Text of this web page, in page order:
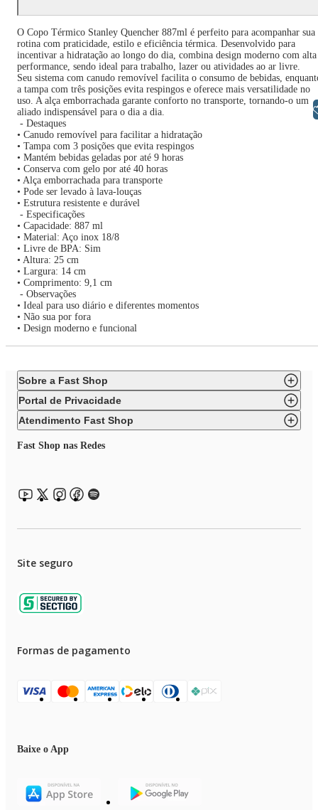
O Copo Térmico Stanley Quencher 887ml é perfeito para acompanhar sua
rotina com praticidade, estilo e eficiência térmica. Desenvolvido para
incentivar a hidratação ao longo do dia, combina design moderno com alta
performance, sendo ideal para trabalho, lazer ou atividades ao ar livre.
Seu sistema com canudo removível facilita o consumo de bebidas,
a tampa com três posições evita respingos e oferece mais versatilidade no
uso. A alça emborrachada garante conforto no transporte, tornando-o um
aliado indispensável para o dia a dia.
- Destaques
• Canudo removível para facilitar a hidratação
• Tampa com 3 posições que evita respingos
• Mantém bebidas geladas por até 9 horas
• Conserva com gelo por até 40 horas
• Alça emborrachada para transporte
• Pode ser levado à lava-louças
• Estrutura resistente e durável
- Especificações
• Capacidade: 887 ml
• Material: Aço inox 18/8
• Livre de BPA: Sim
• Altura: 25 cm
• Largura: 14 cm
• Comprimento: 9,1 cm
- Observações
• Ideal para uso diário e diferentes momentos
• Não sua por fora
• Design moderno e funcional
Sobre a Fast Shop
Portal de Privacidade
Atendimento Fast Shop
Fast Shop nas Redes
Site seguro
Formas de pagamento
Baixe o App